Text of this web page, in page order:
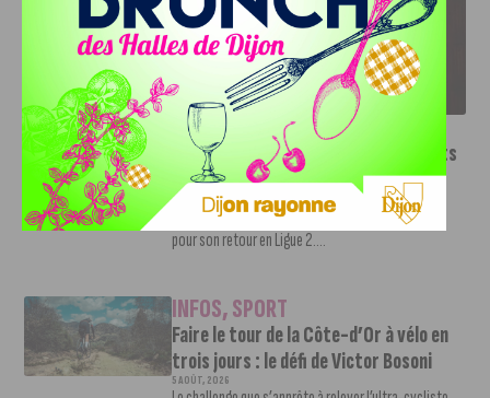
LE DFCO DÉVOILE SES NOUVEAUX MAILLOTS POUR LA
SAISON 2026-2027
INFOS , SPORT
Le DFCO dévoile ses nouveaux maillots
pour la saison 2026-2027
6 AOÛT, 2026
Le club dijonnais a présenté ses nouveaux maillots
pour son retour en Ligue 2....
INFOS,SPORT
Faire le tour de la Côte-d’Or à vélo en
trois jours : le défi de Victor Bosoni
5 AOÛT, 2026